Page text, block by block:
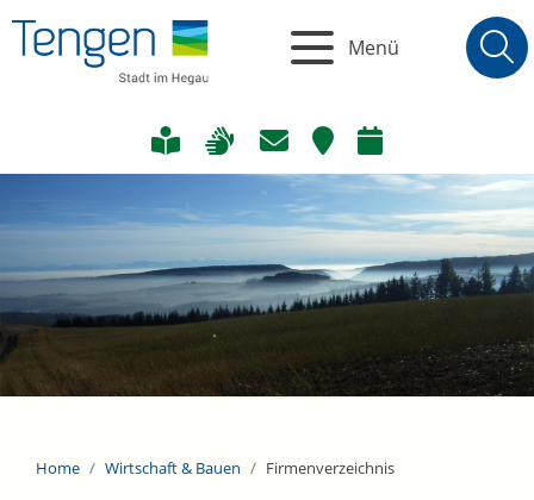
Menü
Home Wirtschaft & Bauen Firmenverzeichnis